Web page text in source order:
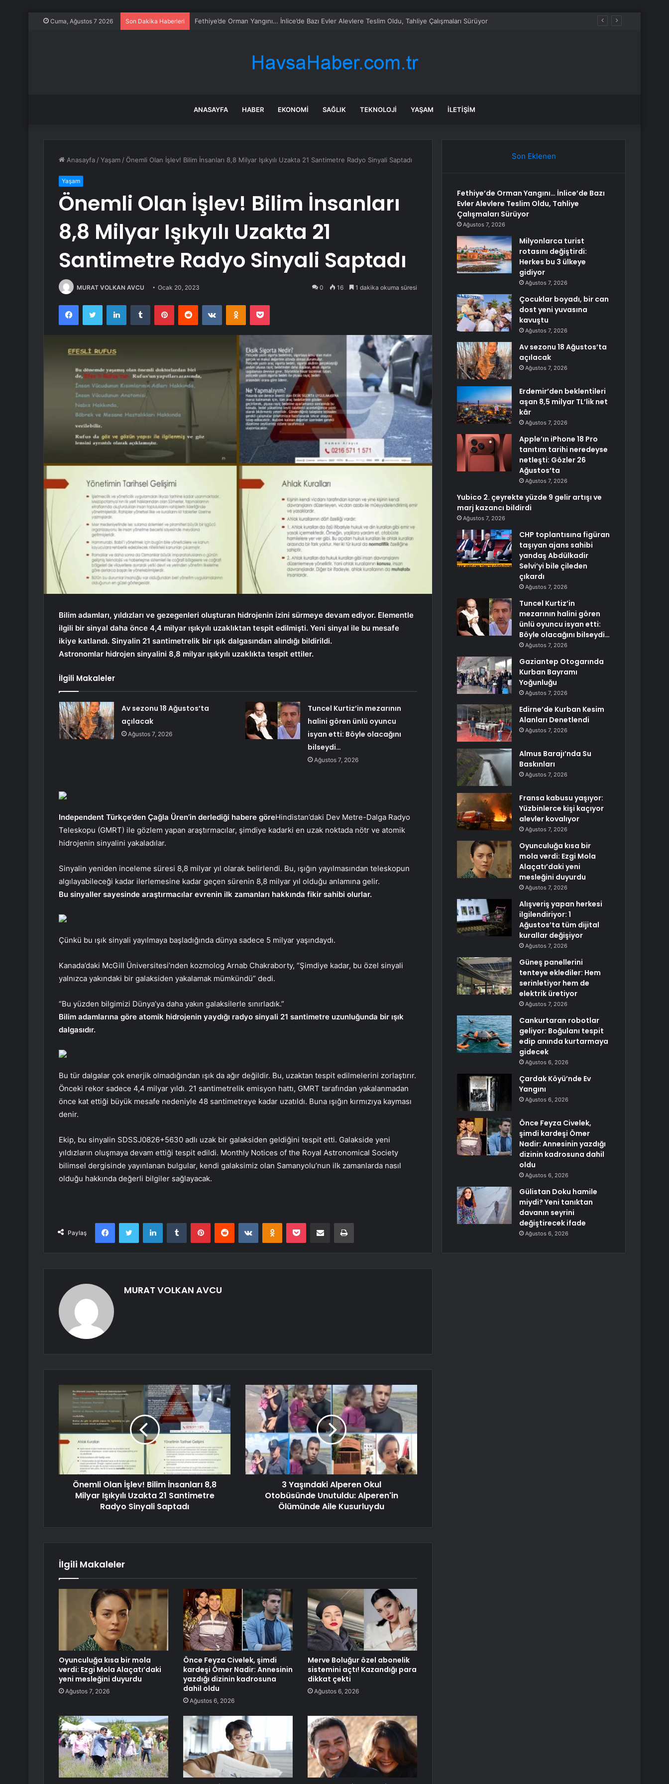
Cuma, Ağustos 7 2026 Son Dakika Haberleri Milyonlarca turist rotasını değiştirdi: Herkes bu 3 ülkeye gidiyor
ANASAYFA HABER EKONOMI SAĞLIK TEKNOLOJI YAŞAM İLETIŞIM
Anasayfa /Yaşam / Önemli Olan İşlev! Bilim İnsanları 8,8 Milyar Işıkyılı Uzakta 21 Santimetre Radyo Sinyali Saptadı
Yaşam
Önemli Olan İşlev! Bilim İnsanları
8,8 Milyar Işıkyılı Uzakta 21
Santimetre Radyo Sinyali Saptadı
MURAT VOLKAN AVCU Ocak 20, 2023 0 16 1 dakika okuma süresi
FacebookTwitter LinkedInTumblr PinterestReddit VKontakteOdnoklassniki
Pocket
Bilim adamları, yıldızları ve gezegenleri oluşturan hidrojenin izini sürmeye devam ediyor. Elementle
ilgili bir sinyal daha önce 4,4 milyar ışıkyılı uzaklıktan tespit edilmişti. Yeni sinyal ile bu mesafe
ikiye katlandı. Sinyalin 21 santimetrelik bir ışık dalgasından alındığı bildirildi.
Astronomlar hidrojen sinyalini 8,8 milyar ışıkyılı uzaklıkta tespit ettiler.
İlgili Makaleler
Av sezonu 18 Ağustos’ta
açılacak
Ağustos 7, 2026
Tuncel Kurtiz’in mezarının
halini gören ünlü oyuncu
isyan etti: Böyle olacağını
bilseydi…
Ağustos 7, 2026
Independent Türkçe’den Çağla Üren’in derlediği habere göreHindistan’daki Dev Metre-Dalga Radyo
Teleskopu (GMRT) ile gözlem yapan araştırmacılar, şimdiye kadarki en uzak noktada nötr ve atomik
hidrojenin sinyalini yakaladılar.
Sinyalin yeniden inceleme süresi 8,8 milyar yıl olarak belirlendi. Bu, ışığın yayılmasından teleskopun
algılayabileceği kadar ilerlemesine kadar geçen sürenin 8,8 milyar yıl olduğu anlamına gelir.
Bu sinyaller sayesinde araştırmacılar evrenin ilk zamanları hakkında fikir sahibi olurlar.
Çünkü bu ışık sinyali yayılmaya başladığında dünya sadece 5 milyar yaşındaydı.
Kanada’daki McGill Üniversitesi’nden kozmolog Arnab Chakraborty, “Şimdiye kadar, bu özel sinyali
yalnızca yakındaki bir galaksiden yakalamak mümkündü” dedi.
“Bu yüzden bilgimizi Dünya’ya daha yakın galaksilerle sınırladık.”
Bilim adamlarına göre atomik hidrojenin yaydığı radyo sinyali 21 santimetre uzunluğunda bir ışık
dalgasıdır.
Bu tür dalgalar çok enerjik olmadığından ışık da ağır değildir. Bu, uzaktan tespit edilmelerini zorlaştırır.
Önceki rekor sadece 4,4 milyar yıldı. 21 santimetrelik emisyon hattı, GMRT tarafından yakalanmadan
önce kat ettiği büyük mesafe nedeniyle 48 santimetreye kadar uzatıldı. Buna ışığın kırmızıya kayması
denir.
Ekip, bu sinyalin SDSSJ0826+5630 adlı uzak bir galaksiden geldiğini tespit etti. Galakside yeni
yıldızların oluşmaya devam ettiği tespit edildi. Monthly Notices of the Royal Astronomical Society
bilimsel dergisinde yayınlanan bulgular, kendi galaksimiz olan Samanyolu’nun ilk zamanlarda nasıl
olduğu hakkında değerli bilgiler sağlayacak.
Paylaş
FacebookTwitter LinkedInTumblr PinterestReddit VKontakteOdnoklassniki
Pocket E-Posta ile paylaş Yazdır
MURAT VOLKAN AVCU
Önemli Olan İşlev! Bilim İnsanları 8,8
Milyar Işıkyılı Uzakta 21 Santimetre
Radyo Sinyali Saptadı
3 Yaşındaki Alperen Okul
Otobüsünde Unutuldu: Alperen'in
Ölümünde Aile Kusurluydu
İlgili Makaleler
Oyunculuğa kısa bir mola
verdi: Ezgi Mola Alaçatı’daki
yeni mesleğini duyurdu
Ağustos 7, 2026
Önce Feyza Civelek, şimdi
kardeşi Ömer Nadir: Annesinin
yazdığı dizinin kadrosuna
dahil oldu
Ağustos 6, 2026
Merve Boluğur özel abonelik
sistemini açtı! Kazandığı para
dikkat çekti
Ağustos 6, 2026
Son Eklenen
Fethiye’de Orman Yangını… İnlice’de Bazı
Evler Alevlere Teslim Oldu, Tahliye
Çalışmaları Sürüyor
Ağustos 7, 2026
Milyonlarca turist
rotasını değiştirdi:
Herkes bu 3 ülkeye
gidiyor
Ağustos 7, 2026
Çocuklar boyadı, bir can
dost yeni yuvasına
kavuştu
Ağustos 7, 2026
Av sezonu 18 Ağustos’ta
açılacak
Ağustos 7, 2026
Erdemir’den beklentileri
aşan 8,5 milyar TL’lik net
kâr
Ağustos 7, 2026
Apple’ın iPhone 18 Pro
tanıtım tarihi neredeyse
netleşti: Gözler 26
Ağustos’ta
Ağustos 7, 2026
Yubico 2. çeyrekte yüzde 9 gelir artışı ve
marj kazancı bildirdi
Ağustos 7, 2026
CHP toplantısına figüran
taşıyan ajans sahibi
yandaş Abdülkadir
Selvi’yi bile çileden
çıkardı
Ağustos 7, 2026
Tuncel Kurtiz’in
mezarının halini gören
ünlü oyuncu isyan etti:
Böyle olacağını bilseydi…
Ağustos 7, 2026
Gaziantep Otogarında
Kurban Bayramı
Yoğunluğu
Ağustos 7, 2026
Edirne’de Kurban Kesim
Alanları Denetlendi
Ağustos 7, 2026
Almus Barajı’nda Su
Baskınları
Ağustos 7, 2026
Fransa kabusu yaşıyor:
Yüzbinlerce kişi kaçıyor
alevler kovalıyor
Ağustos 7, 2026
Oyunculuğa kısa bir
mola verdi: Ezgi Mola
Alaçatı’daki yeni
mesleğini duyurdu
Ağustos 7, 2026
Alışveriş yapan herkesi
ilgilendiriyor: 1
Ağustos’ta tüm dijital
kurallar değişiyor
Ağustos 7, 2026
Güneş panellerini
tenteye eklediler: Hem
serinletiyor hem de
elektrik üretiyor
Ağustos 7, 2026
Cankurtaran robotlar
geliyor: Boğulanı tespit
edip anında kurtarmaya
gidecek
Ağustos 6, 2026
Çardak Köyü’nde Ev
Yangını
Ağustos 6, 2026
Önce Feyza Civelek,
şimdi kardeşi Ömer
Nadir: Annesinin yazdığı
dizinin kadrosuna dahil
oldu
Ağustos 6, 2026
Gülistan Doku hamile
miydi? Yeni tanıktan
davanın seyrini
değiştirecek ifade
Ağustos 6, 2026